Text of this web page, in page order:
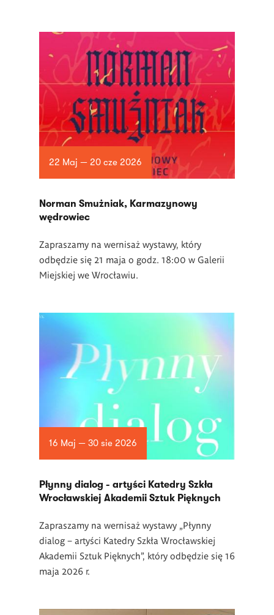
22 Maj — 20 cze 2026
Norman Smużniak, Karmazynowy
wędrowiec
Zapraszamy na wernisaż wystawy, który
odbędzie się 21 maja o godz. 18:00 w Galerii
Miejskiej we Wrocławiu.
16 Maj — 30 sie 2026
Płynny dialog - artyści Katedry Szkła
Wrocławskiej Akademii Sztuk Pięknych
Zapraszamy na wernisaż wystawy „Płynny
dialog – artyści Katedry Szkła Wrocławskiej
Akademii Sztuk Pięknych”, który odbędzie się 16
maja 2026 r.